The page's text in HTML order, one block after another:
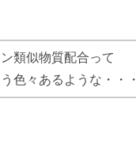
類似物質配合って
色々あるような・・・